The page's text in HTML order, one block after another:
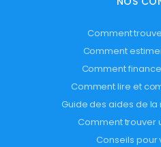
Comment
Comment
Comment
Comment lire et
Guide des aides de
Comment trouver
Conseils pour